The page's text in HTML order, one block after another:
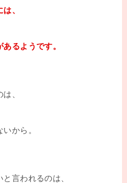
、
るようです。
、
から。
言われるのは、